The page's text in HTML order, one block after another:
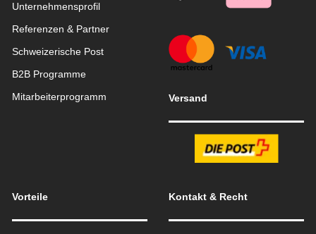
Unternehmensprofil
Referenzen & Partner
Schweizerische Post
B2B Programme
Mitarbeiterprogramm
Versand
Vorteile Kontakt & Recht